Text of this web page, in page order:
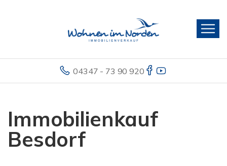
04347 - 73 90 920
Immobilienkauf
Besdorf